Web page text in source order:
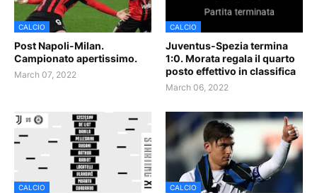
CALCIO
Post Napoli-Milan.
Campionato apertissimo.
March 07, 2022
CALCIO
Juventus-Spezia termina
1:0. Morata regala il quarto
posto effettivo in classifica
March 06, 2022
CALCIO CALCIO